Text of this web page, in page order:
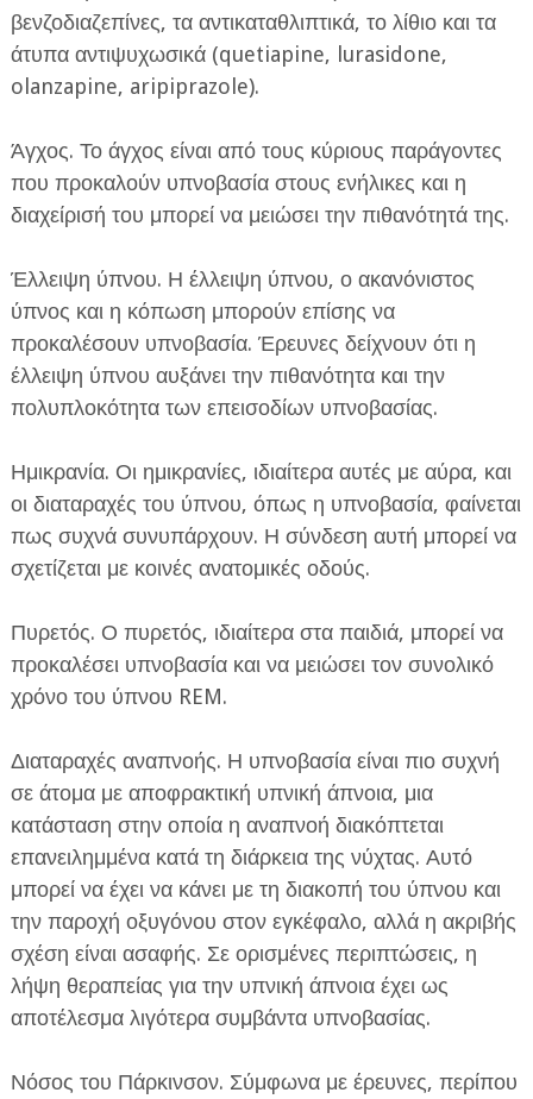
βενζοδιαζεπίνες, τα αντικαταθλιπτικά, το λίθιο και τα
άτυπα αντιψυχωσικά (quetiapine, lurasidone,
olanzapine, aripiprazole).
Άγχος. Το άγχος είναι από τους κύριους παράγοντες
που προκαλούν υπνοβασία στους ενήλικες και η
διαχείρισή του μπορεί να μειώσει την πιθανότητά της.
Έλλειψη ύπνου. Η έλλειψη ύπνου, ο ακανόνιστος
ύπνος και η κόπωση μπορούν επίσης να
προκαλέσουν υπνοβασία. Έρευνες δείχνουν ότι η
έλλειψη ύπνου αυξάνει την πιθανότητα και την
πολυπλοκότητα των επεισοδίων υπνοβασίας.
Ημικρανία. Οι ημικρανίες, ιδιαίτερα αυτές με αύρα, και
οι διαταραχές του ύπνου, όπως η υπνοβασία, φαίνεται
πως συχνά συνυπάρχουν. Η σύνδεση αυτή μπορεί να
σχετίζεται με κοινές ανατομικές οδούς.
Πυρετός. Ο πυρετός, ιδιαίτερα στα παιδιά, μπορεί να
προκαλέσει υπνοβασία και να μειώσει τον συνολικό
χρόνο του ύπνου REM.
Διαταραχές αναπνοής. Η υπνοβασία είναι πιο συχνή
σε άτομα με αποφρακτική υπνική άπνοια, μια
κατάσταση στην οποία η αναπνοή διακόπτεται
επανειλημμένα κατά τη διάρκεια της νύχτας. Αυτό
μπορεί να έχει να κάνει με τη διακοπή του ύπνου και
την παροχή οξυγόνου στον εγκέφαλο, αλλά η ακριβής
σχέση είναι ασαφής. Σε ορισμένες περιπτώσεις, η
λήψη θεραπείας για την υπνική άπνοια έχει ως
αποτέλεσμα λιγότερα συμβάντα υπνοβασίας.
Νόσος του Πάρκινσον. Σύμφωνα με έρευνες, περίπου